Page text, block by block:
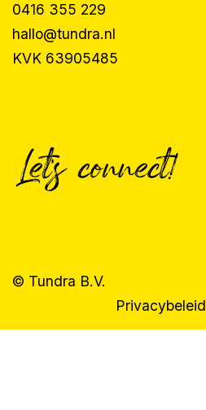
0416 355 229
hallo@tundra.nl
KVK 63905485
© Tundra B.V.
Privacybeleid